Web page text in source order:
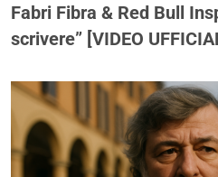
Fabri Fibra & Red Bull
scrivere” [VIDEO